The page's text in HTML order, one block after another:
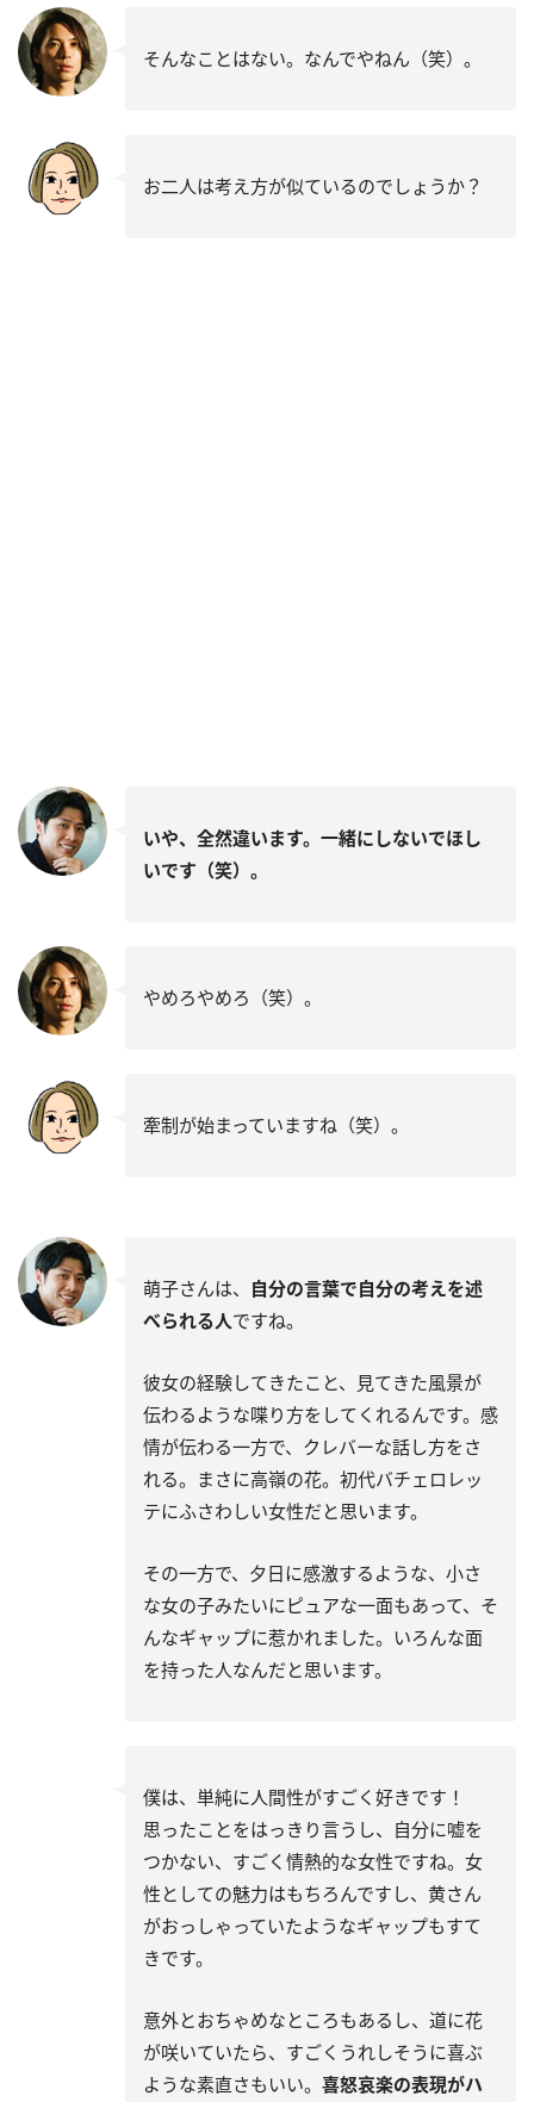
そんなことはない。なんでやねん（笑）。
お二人は考え方が似ているのでしょうか？
いや、全然違います。一緒にしないでほし
いです（笑）。
やめろやめろ（笑）。
牽制が始まっていますね（笑）。
萌子さんは、 自分の言葉で自分の考えを述
べられる人ですね。
彼女の経験してきたこと、見てきた風景が
伝わるような喋り方をしてくれるんです。感
情が伝わる一方で、クレバーな話し方をさ
れる。まさに高嶺の花。初代バチェロレッ
テにふさわしい女性だと思います。
その一方で、夕日に感激するような、小さ
な女の子みたいにピュアな一面もあって、そ
んなギャップに惹かれました。いろんな面
を持った人なんだと思います。
僕は、単純に人間性がすごく好きです！
思ったことをはっきり言うし、自分に嘘を
つかない、すごく情熱的な女性ですね。女
性としての魅力はもちろんですし、黄さん
がおっしゃっていたようなギャップもすて
きです。
意外とおちゃめなところもあるし、道に花
が咲いていたら、すごくうれしそうに喜ぶ
ような素直さもいい。 喜怒哀楽の表現がハ